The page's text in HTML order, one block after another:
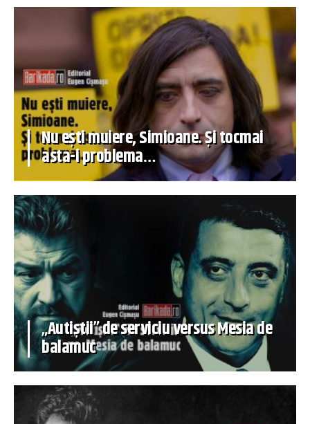
Nu ești muiere, Simioane. Și tocmai
asta-i problema…
„Autiștii” de serviciu versus Mesia de
balamuc